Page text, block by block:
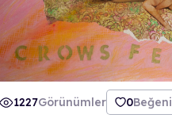
and everything
1227Görünümler 0